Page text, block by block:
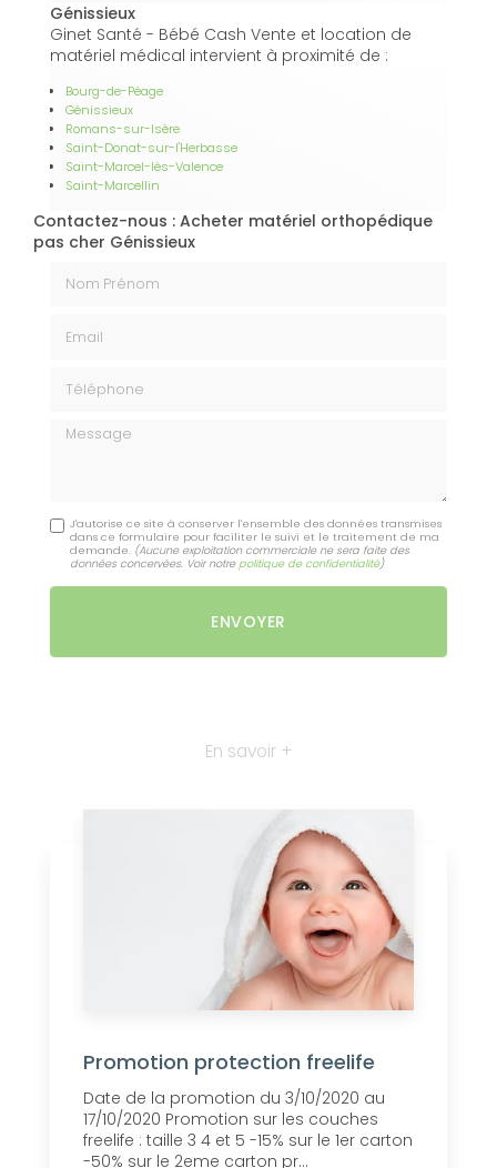
Génissieux
Ginet Santé - Bébé Cash Vente et location de
matériel médical intervient à proximité de :
Bourg-de-Péage
Génissieux
Romans-sur-Isère
Saint-Donat-sur-l'Herbasse
Saint-Marcel-lès-Valence
Saint-Marcellin
Contactez-nous : Acheter matériel orthopédique
pas cher Génissieux
Message
J'autorise ce site à conserver l'ensemble des données transmises
dans ce formulaire pour faciliter le suivi et le traitement de ma
demande. (Aucune exploitation commerciale ne sera faite des
données concervées. Voir notre politique de confidentialité)
En savoir +
Promotion protection freelife
Date de la promotion du 3/10/2020 au
17/10/2020 Promotion sur les couches
freelife : taille 3 4 et 5 -15% sur le 1er carton
-50% sur le 2eme carton pr...